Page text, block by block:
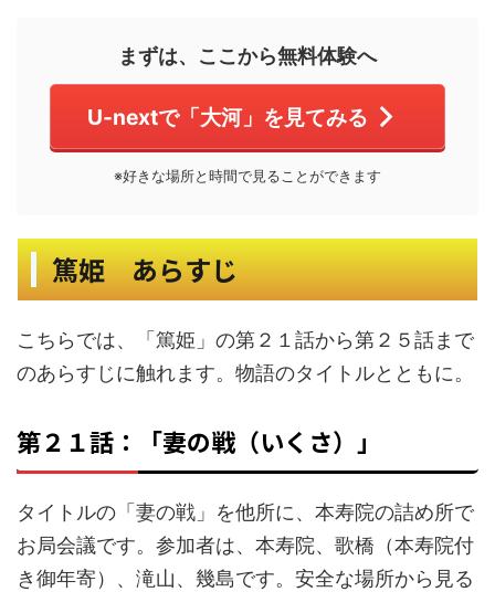
まずは、ここから無料体験へ
U-nextで「大河」を見てみる
※好きな場所と時間で見ることができます
篤姫 あらすじ
こちらでは、「篤姫」の第２１話から第２５話まで
のあらすじに触れます。物語のタイトルとともに。
第２１話：「妻の戦（いくさ）」
タイトルの「妻の戦」を他所に、本寿院の詰め所で
お局会議です。参加者は、本寿院、歌橋（本寿院付
き御年寄）、滝山、幾島です。安全な場所から見る